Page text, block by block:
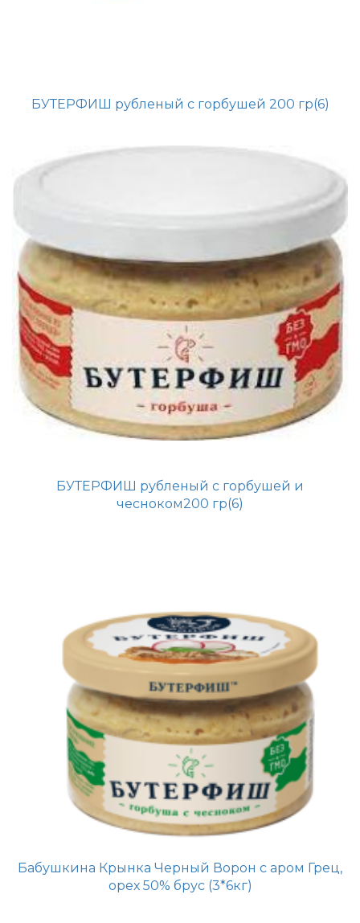
БУТЕРФИШ рубленый с горбушей 200 гр(6)
БУТЕРФИШ рубленый с горбушей и
чесноком200 гр(6)
Бабушкина Крынка Черный Ворон с аром Грец,
орех 50% брус (3*6кг)